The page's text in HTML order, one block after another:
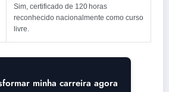
Sim, certificado de 120 horas
reconhecido nacionalmente como curso
livre.
minha carreira agora